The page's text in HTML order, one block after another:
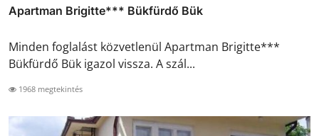
Apartman Brigitte*** Bükfürdő Bük
Minden foglalást közvetlenül Apartman Brigitte***
Bükfürdő Bük igazol vissza. A szál...
1968 megtekintés